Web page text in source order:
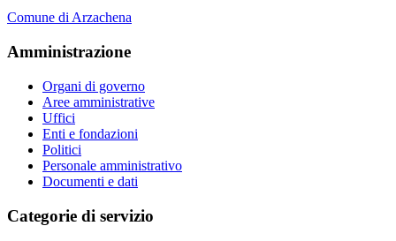
Comune di Arzachena
Amministrazione
Organi di governo
Aree amministrative
Uffici
Enti e fondazioni
Politici
Personale amministrativo
Documenti e dati
Categorie di servizio